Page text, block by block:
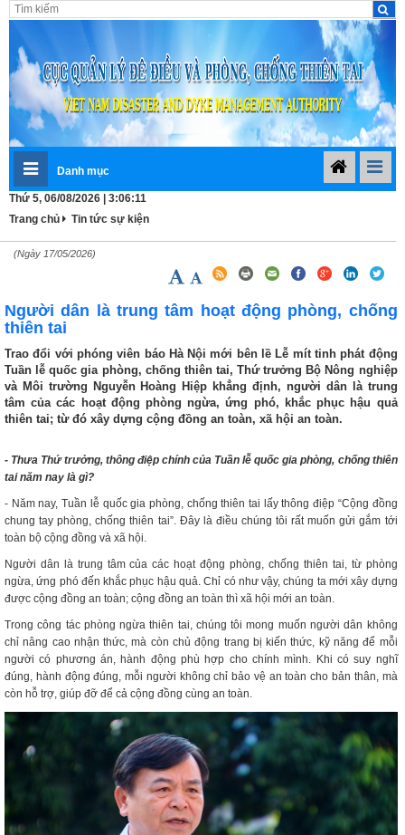
Danh mục
Thứ 5, 06/08/2026 | 3:06:12
Trang chủ
Tin tức sự kiện
(Ngày 17/05/2026)
Người dân là trung tâm hoạt động phòng, chống
thiên tai
Trao đổi với phóng viên báo Hà Nội mới bên lề Lễ mít tinh phát động
Tuần lễ quốc gia phòng, chống thiên tai, Thứ trưởng Bộ Nông nghiệp
và Môi trường Nguyễn Hoàng Hiệp khẳng định, người dân là trung
tâm của các hoạt động phòng ngừa, ứng phó, khắc phục hậu quả
thiên tai; từ đó xây dựng cộng đồng an toàn, xã hội an toàn.
- Thưa Thứ trưởng, thông điệp chính của Tuần lễ quốc gia phòng, chống thiên
tai năm nay là gì?
- Năm nay, Tuần lễ quốc gia phòng, chống thiên tai lấy thông điệp “Cộng đồng
chung tay phòng, chống thiên tai”. Đây là điều chúng tôi rất muốn gửi gắm tới
toàn bộ cộng đồng và xã hội.
Người dân là trung tâm của các hoạt động phòng, chống thiên tai, từ phòng
ngừa, ứng phó đến khắc phục hậu quả. Chỉ có như vậy, chúng ta mới xây dựng
được cộng đồng an toàn; cộng đồng an toàn thì xã hội mới an toàn.
Trong công tác phòng ngừa thiên tai, chúng tôi mong muốn người dân không
chỉ nâng cao nhận thức, mà còn chủ động trang bị kiến thức, kỹ năng để mỗi
người có phương án, hành động phù hợp cho chính mình. Khi có suy nghĩ
đúng, hành động đúng, mỗi người không chỉ bảo vệ an toàn cho bản thân, mà
còn hỗ trợ, giúp đỡ để cả cộng đồng cùng an toàn.